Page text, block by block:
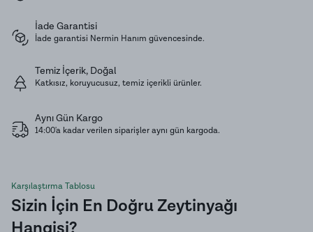
natürel zeytin üretimi yapmaktayız.
Yeme olgunluğuna gelen Edremit Sele (Çevirme)
zeytinlerimizi zeytinyağı ile yağlayarak
içerisinde bulunan sağlığa faydalı fenolik bileşenlerin
Edremit Siyah Çevirme zeytinimiz tatmanız gereken,
her yerde bulamayacağınız farklı lezzette bir siyah
zeytin çeşidimizdir.
İade Garantisi
İade garantisi Nermin Hanım güvencesinde.
Temiz İçerik, Doğal
Katkısız, koruyucusuz, temiz içerikli ürünler.
Aynı Gün Kargo
14:00'a kadar verilen siparişler aynı gün kargoda.
Karşılaştırma Tablosu
Sizin İçin En Doğru Zeytinyağı